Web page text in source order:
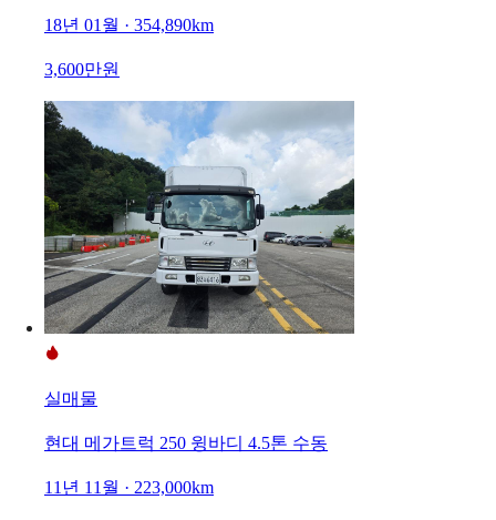
18년 01월 · 354,890km
3,600만원
실매물
현대 메가트럭 250 윙바디 4.5톤 수동
11년 11월 · 223,000km